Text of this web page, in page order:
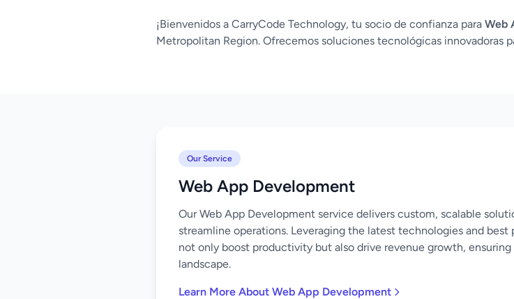
¡Bienvenidos a CarryCode Technology, tu socio de confianza para Web
Metropolitan Region. Ofrecemos soluciones tecnológicas innovadoras
Our Service
Web App Development
Our Web App Development service delivers custom, scalable
streamline operations. Leveraging the latest technologies and
not only boost productivity but also drive revenue growth,
landscape.
Learn More About Web App Development